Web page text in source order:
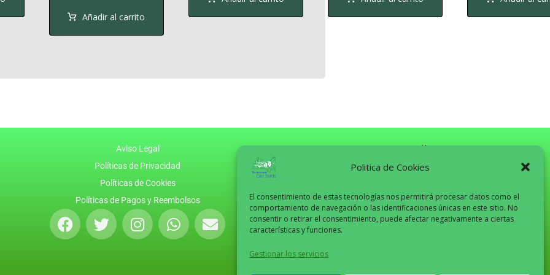
Politica de Cookies
El consentimiento de estas tecnologías nos permitirá procesar datos como el
comportamiento de navegación o las identificaciones únicas en este sitio. No
consentir o retirar el consentimiento, puede afectar negativamente a ciertas
características y funciones.
Gestionar los servicios
Añadir al carrito
Aviso Legal
Políticas de Privacidad
Políticas de Cookies
Políticas de Pagos y Reembolsos
Can Sardà
2024
Recomendado